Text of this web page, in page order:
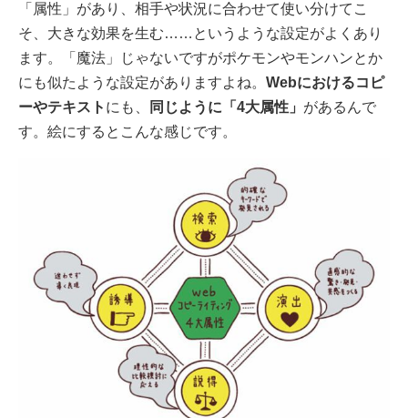
「属性」があり、相手や状況に合わせて使い分けてこ
そ、大きな効果を生む……というような設定がよくあり
ます。「魔法」じゃないですがポケモンやモンハンとか
にも似たような設定がありますよね。 Webにおけるコピ
ーやテキスト にも、 同じように「4大属性」 があるんで
す。絵にするとこんな感じです。